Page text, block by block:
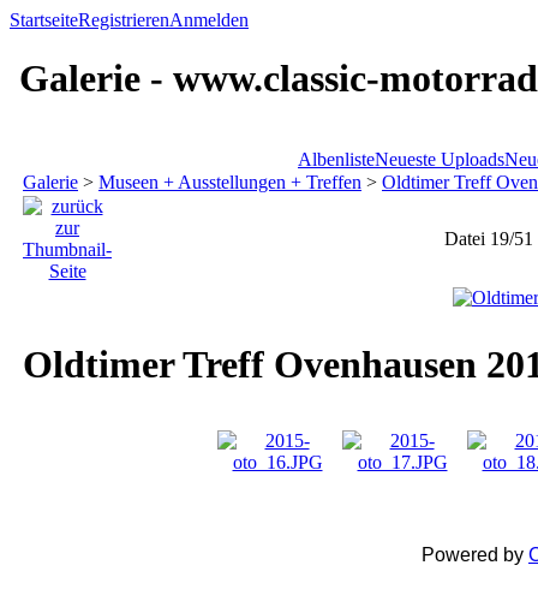
StartseiteRegistrierenAnmelden
Galerie - www.classic-
AlbenlisteNeueste Uploads
Galerie > Museen + Ausstellungen + Treffen > Oldtimer Treff
Datei 19/51
Oldtimer Treff Ovenhausen
Powered by